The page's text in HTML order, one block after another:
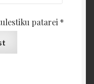
patarei *